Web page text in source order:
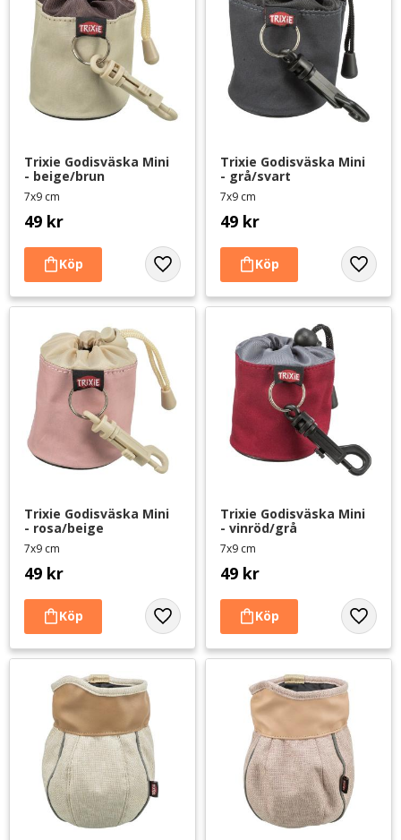
Trixie Godisväska Mini
- beige/brun
7x9 cm
49 kr
Lägg till i favoriter
Trixie Godisväska Mini
- grå/svart
7x9 cm
49 kr
Lägg
Trixie Godisväska Mini
- rosa/beige
7x9 cm
49 kr
Lägg till i favoriter
Trixie Godisväska Mini
- vinröd/grå
7x9 cm
49 kr
Lägg